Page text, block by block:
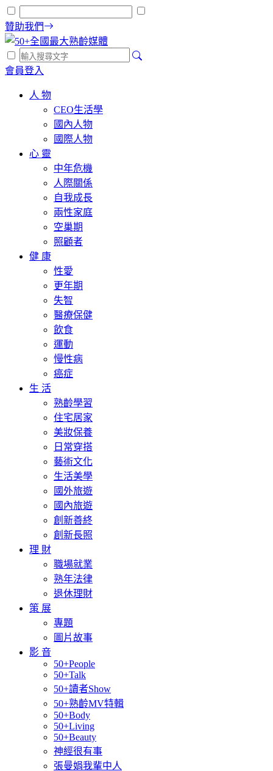
贊助我們
會員登入
人 物
CEO生活學
國內人物
國際人物
心 靈
中年危機
人際關係
自我成長
兩性家庭
空巢期
照顧者
健 康
性愛
更年期
失智
醫療保健
飲食
運動
慢性病
癌症
生 活
熟齡學習
住宅居家
美妝保養
日常穿搭
藝術文化
生活美學
國外旅遊
國內旅遊
創新善終
創新長照
理 財
職場就業
熟年法律
退休理財
策 展
專題
圖片故事
影 音
50+People
50+Talk
50+讀者Show
50+熟齡MV特輯
50+Body
50+Living
50+Beauty
神經很有事
張曼娟我輩中人